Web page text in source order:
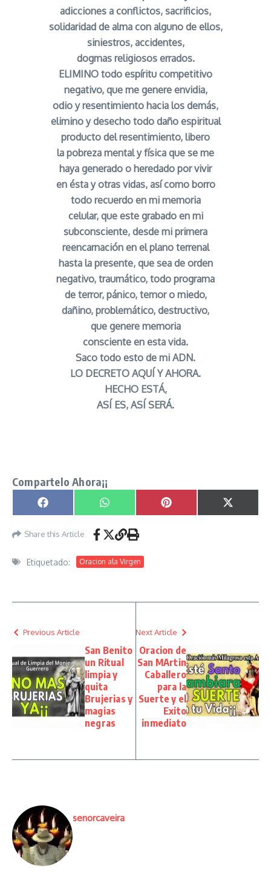
adicciones a conflictos, sacrificios,
solidaridad de alma con alguno de ellos,
siniestros, accidentes,
dogmas religiosos errados.
ELIMINO todo espíritu competitivo
negativo, que me genere envidia,
odio y resentimiento hacia los demás,
elimino y desecho todo daño espiritual
producto del resentimiento, libero
la pobreza mental y física que se me
haya generado o heredado por vivir
en ésta y otras vidas, así como borro
todo recuerdo en mi memoria
celular, que este grabado en mi
subconsciente, desde mi primera
reencarnación en el plano terrenal
hasta la presente, que sea de orden
negativo, traumático, todo programa
de terror, pánico, temor o miedo,
dañino, problemático, destructivo,
que genere memoria
consciente en esta vida.
Saco todo esto de mi ADN.
LO DECRETO AQUÍ Y AHORA.
HECHO ESTÁ,
ASÍ ES, ASÍ SERÁ.
Compartelo Ahora¡¡
Compartir en
Facebook Compartir en
WhatsApp Compartir en
Pinterest
X
(Twitter)
Share this Article
Etiquetado: Oracion ala Virgen
Previous Article
San Benito
un Ritual
limpia y
quita
Brujerias y
magias
negras
Next Article
Oracion de
San MArtin
Caballero
para la
Suerte y el
Exito
inmediato
senorcaveira